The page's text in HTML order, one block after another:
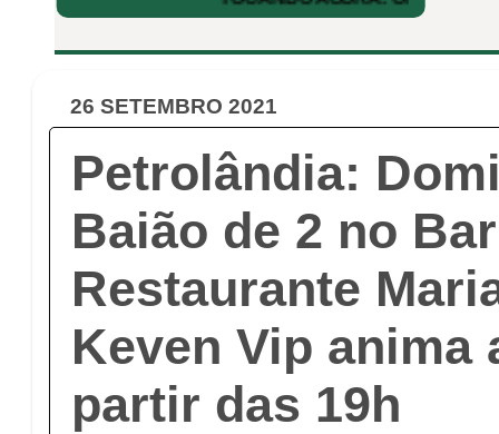
26 SETEMBRO 2021
Petrolândia:
Baião de 2 no
Restaurante
Keven Vip anima
partir das 19h